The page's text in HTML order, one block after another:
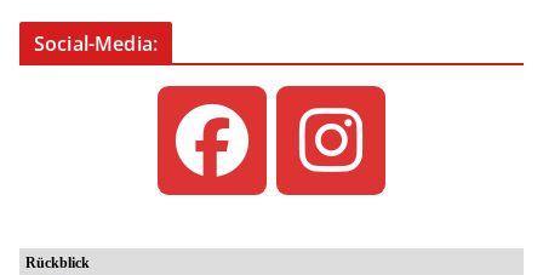
Social-Media: